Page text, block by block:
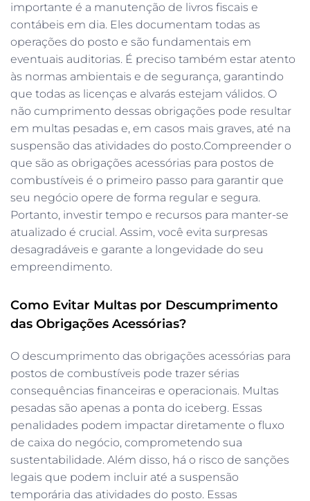
importante é a manutenção de livros fiscais e
contábeis em dia. Eles documentam todas as
operações do posto e são fundamentais em
eventuais auditorias. É preciso também estar atento
às normas ambientais e de segurança, garantindo
que todas as licenças e alvarás estejam válidos. O
não cumprimento dessas obrigações pode resultar
em multas pesadas e, em casos mais graves, até na
suspensão das atividades do posto.Compreender o
que são as obrigações acessórias para postos de
combustíveis é o primeiro passo para garantir que
seu negócio opere de forma regular e segura.
Portanto, investir tempo e recursos para manter-se
atualizado é crucial. Assim, você evita surpresas
desagradáveis e garante a longevidade do seu
empreendimento.
Como Evitar Multas por Descumprimento
das Obrigações Acessórias?
O descumprimento das obrigações acessórias para
postos de combustíveis pode trazer sérias
consequências financeiras e operacionais. Multas
pesadas são apenas a ponta do iceberg. Essas
penalidades podem impactar diretamente o fluxo
de caixa do negócio, comprometendo sua
sustentabilidade. Além disso, há o risco de sanções
legais que podem incluir até a suspensão
temporária das atividades do posto. Essas